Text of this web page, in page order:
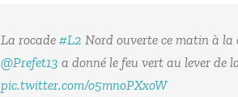
La rocade #L2 Nord ouverte ce matin à
@Prefet13 a donné le feu vert au lever de
pic.twitter.com/o5mnoPXxoW